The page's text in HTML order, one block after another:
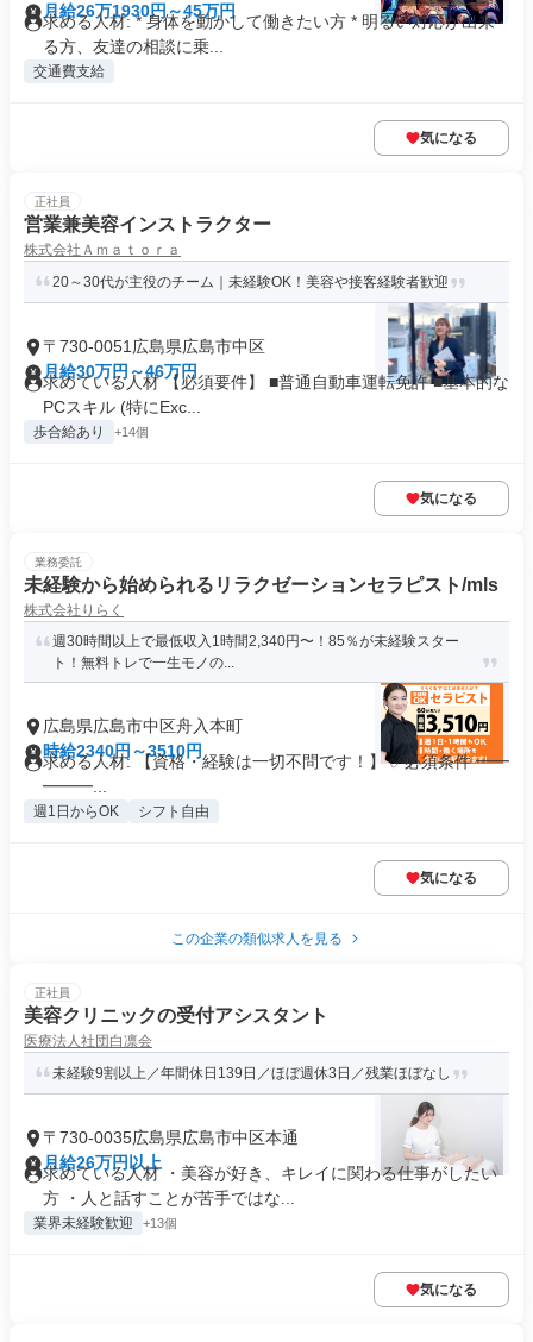
月給26万1930円～45万円
求める人材: * 身体を動かして働きたい方 * 明るい対応が出来
る方、友達の相談に乗...
交通費支給
気になる
正社員
営業兼美容インストラクター
株式会社Ａｍａｔｏｒａ
20～30代が主役のチーム｜未経験OK！美容や接客経験者歓迎
〒730-0051広島県広島市中区
月給30万円～46万円
求めている人材 【必須要件】 ■普通自動車運転免許 ■基本的な
PCスキル (特にExc...
歩合給あり +14個
気になる
業務委託
未経験から始められるリラクゼーションセラピスト/mls
株式会社りらく
週30時間以上で最低収入1時間2,340円〜！85％が未経験スター
ト！無料トレで一生モノの...
広島県広島市中区舟入本町
時給2340円～3510円
求める人材: 【資格・経験は一切不問です！】 ✅必須条件 ━━
━━━...
週1日からOK シフト自由
気になる
この企業の類似求人を見る
正社員
美容クリニックの受付アシスタント
医療法人社団白凛会
未経験9割以上／年間休日139日／ほぼ週休3日／残業ほぼなし
〒730-0035広島県広島市中区本通
月給26万円以上
求めている人材 ・美容が好き、キレイに関わる仕事がしたい
方 ・人と話すことが苦手ではな...
業界未経験歓迎 +13個
気になる